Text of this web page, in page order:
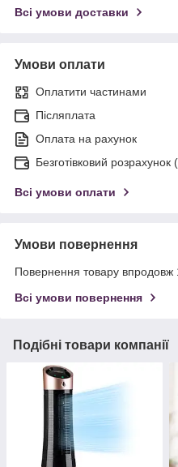
Всі умови доставки
Умови оплати
Оплатити частинами
Післяплата
Оплата на рахунок
Безготівковий
Всі умови оплати
Умови повернення
Повернення товару впродовж
Всі умови повернення
Подібні товари компанії